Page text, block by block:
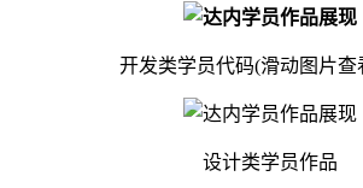
开发类学员代码(滑动图片查
设计类学员作品